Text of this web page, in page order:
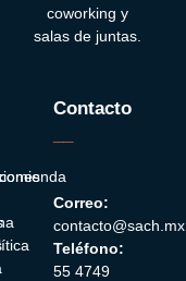
coworking y
salas de juntas.
Contacto
Correo:
contacto@sach.mx
Teléfono:
55 4749